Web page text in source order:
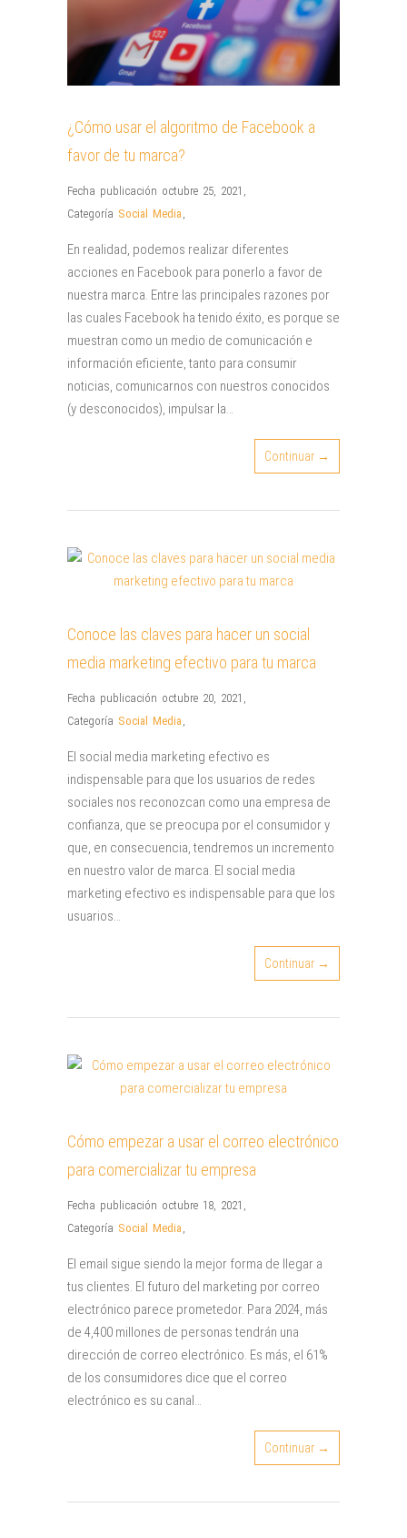
¿Cómo usar el algoritmo de Facebook a
favor de tu marca?
Fecha publicación octubre 25, 2021
Categoría Social Media
En realidad, podemos realizar diferentes
acciones en Facebook para ponerlo a favor de
nuestra marca. Entre las principales razones por
las cuales Facebook ha tenido éxito, es porque se
muestran como un medio de comunicación e
información eficiente, tanto para consumir
noticias, comunicarnos con nuestros conocidos
(y desconocidos), impulsar la…
Continuar →
Conoce las claves para hacer un social
media marketing efectivo para tu marca
Fecha publicación octubre 20, 2021
Categoría Social Media
El social media marketing efectivo es
indispensable para que los usuarios de redes
sociales nos reconozcan como una empresa de
confianza, que se preocupa por el consumidor y
que, en consecuencia, tendremos un incremento
en nuestro valor de marca. El social media
marketing efectivo es indispensable para que los
usuarios…
Continuar →
Cómo empezar a usar el correo electrónico
para comercializar tu empresa
Fecha publicación octubre 18, 2021
Categoría Social Media
El email sigue siendo la mejor forma de llegar a
tus clientes. El futuro del marketing por correo
electrónico parece prometedor. Para 2024, más
de 4,400 millones de personas tendrán una
dirección de correo electrónico. Es más, el 61%
de los consumidores dice que el correo
electrónico es su canal…
Continuar →